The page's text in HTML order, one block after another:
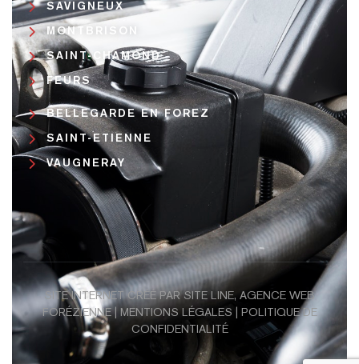
SAVIGNEUX
MONTBRISON
SAINT-CHAMOND
FEURS
BELLEGARDE EN FOREZ
SAINT-ETIENNE
VAUGNERAY
SITE INTERNET CRÉÉ PAR SITE LINE, AGENCE WEB
FORÉZIENNE |
MENTIONS LÉGALES
POLITIQUE DE
CONFIDENTIALITÉ